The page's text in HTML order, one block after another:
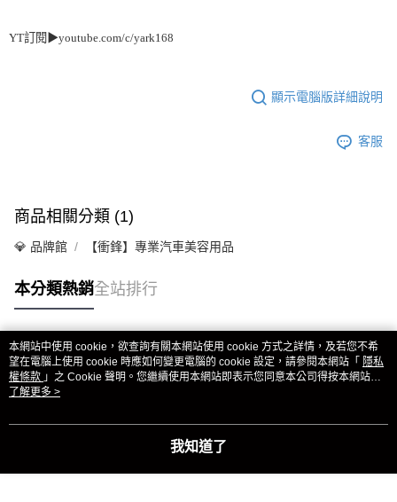
YT訂閱 ▶youtube.com/c/yark168
顯示電腦版詳細說明
客服
商品相關分類 (1)
💎 品牌館 【衝鋒】專業汽車美容用品
本分類熱銷全站排行
熱門標籤
本網站中使用 cookie，欲查詢有關本網站使用 cookie 方式之詳情，及若您不希
望在電腦上使用 cookie 時應如何變更電腦的 cookie 設定，請參閱本網站「 隱私
權條款 」之 Cookie 聲明。您繼續使用本網站即表示您同意本公司得按本網站使
用條款之 Cookie 聲明使用 cookie。
了解更多 >
我知道了